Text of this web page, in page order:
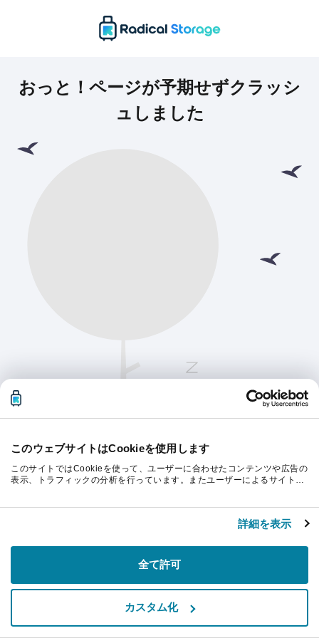
このウェブサイトはCookieを使用します
このサイトではCookieを使って、ユーザーに合わせたコンテンツや広告の
表示、トラフィックの分析を行っています。またユーザーによるサイトの
スを使用した際に収集された情報と組み合わされ、各パートナーによって
詳細を表示
全て許可
カスタム化
おっと！ページが予期せずクラッシ
ュしました
続行するにはページを更新してください。
リフレッシュ